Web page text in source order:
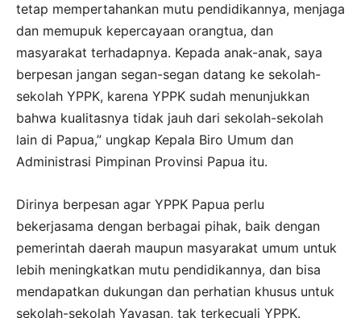
tetap mempertahankan mutu pendidikannya, menjaga
dan memupuk kepercayaan orangtua, dan
masyarakat terhadapnya. Kepada anak-anak, saya
berpesan jangan segan-segan datang ke sekolah-
sekolah YPPK, karena YPPK sudah menunjukkan
bahwa kualitasnya tidak jauh dari sekolah-sekolah
lain di Papua,” ungkap Kepala Biro Umum dan
Administrasi Pimpinan Provinsi Papua itu.
Dirinya berpesan agar YPPK Papua perlu
bekerjasama dengan berbagai pihak, baik dengan
pemerintah daerah maupun masyarakat umum untuk
lebih meningkatkan mutu pendidikannya, dan bisa
mendapatkan dukungan dan perhatian khusus untuk
sekolah-sekolah Yayasan, tak terkecuali YPPK.